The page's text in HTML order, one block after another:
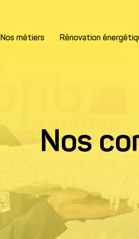
Nos métiers Rénovation
Nos
Remplissez les